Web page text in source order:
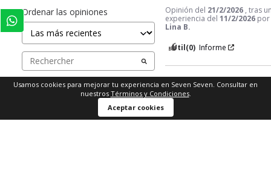
Comprar ahora
Ordenar las opiniones Opinión del 21/2/2026 , tras
experiencia del11/2/2026 por
Lina B.
Útil(0) Informe
1
Usamos cookies para mejorar tu experiencia en Seven Seven. Consultar en
nuestros Términos y Condiciones.
Aceptar cookies